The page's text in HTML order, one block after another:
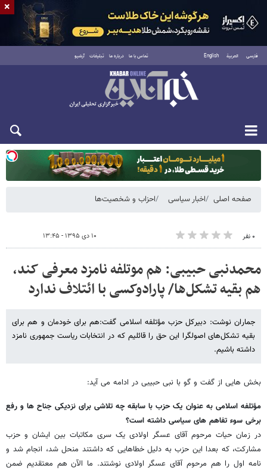
فارسی العربية English تماس با ما درباره ما تبلیغات آرشیو
یکشنبه ۱۸ مرداد ۱۴۰۵
صفحه اصلی اخبار سیاسی احزاب و شخصیت‌ها
۰ نفر ۱۰ دی ۱۳۹۵ - ۱۳:۴۵
محمدنبی‌ حبیبی: هم موتلفه نامزد معرفی کند،
هم بقیه تشکل‌ها/ پارادوکسی با ائتلاف ندارد
جماران نوشت: دبیرکل حزب مؤتلفه اسلامی گفت:هم برای خودمان و هم برای
بقیه تشکل‌های اصولگرا این حق را قائلیم که در انتخابات ریاست جمهوری نامزد
داشته باشیم.
بخش هایی از گفت و گو با نبی حبیبی در ادامه می آید:
مؤتلفه اسلامی به عنوان یک حزب با سابقه چه تلاشی برای نزدیکی جناح ها و رفع
برخی سوء تفاهم های سیاسی داشته است؟
در زمان حیات مرحوم آقای عسگر اولادی یک سری مکاتبات بین ایشان و حزب
مشارکت، که بعدا این حزب به دلیل خطاهایی که داشتند منحل شد، انجام شد و
نامه اول را هم مرحوم آقای عسگر اولادی نوشتند. ما الآن هم معتقدیم ضمن
×